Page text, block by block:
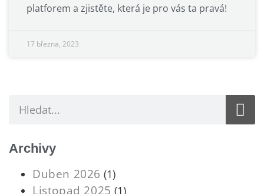
platforem a zjistěte, která je pro vás ta pravá!
17 března, 2023
Archivy
Duben 2026 (1)
Listopad 2025 (1)